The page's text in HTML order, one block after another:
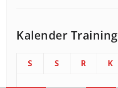
Kalender Training
S S R K